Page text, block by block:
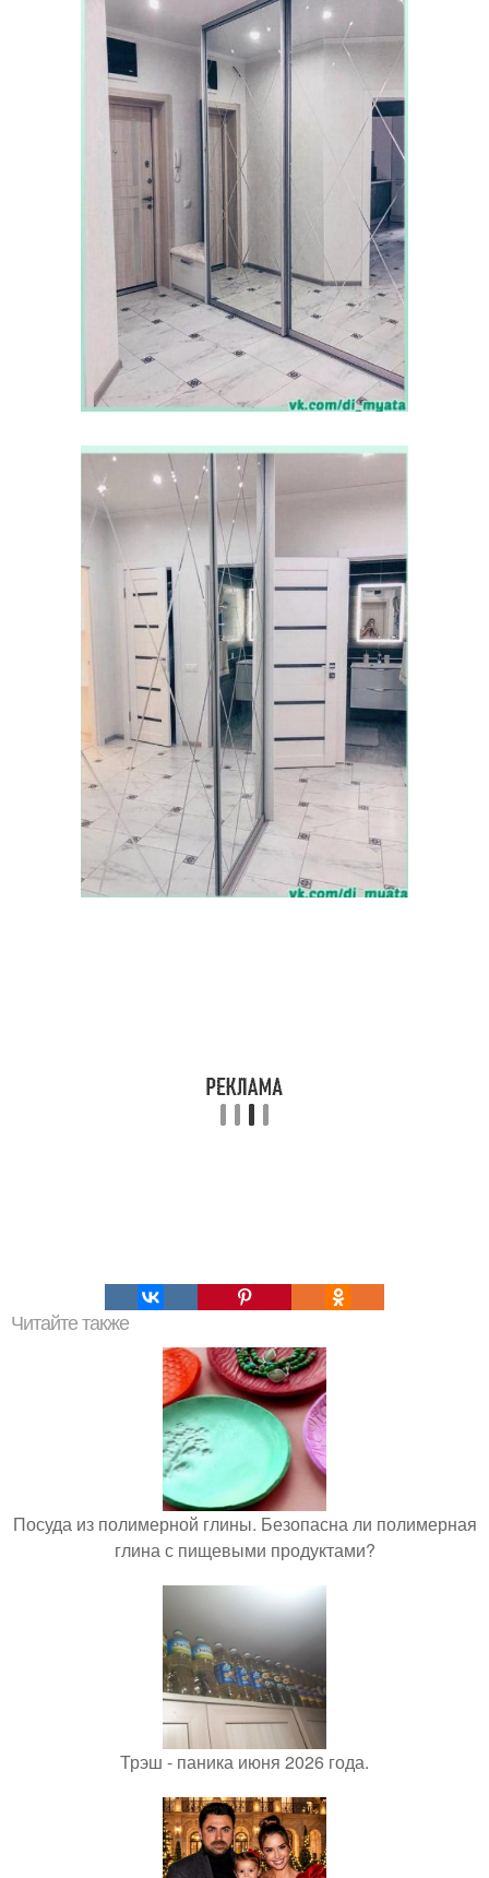
Читайте также
Посуда из полимерной глины. Безопасна ли полимерная
глина с пищевыми продуктами?
Трэш - паника июня 2026 года.